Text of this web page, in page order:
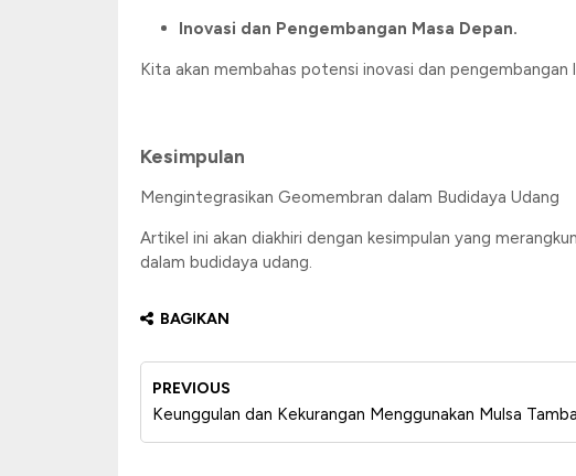
Inovasi dan Pengembangan Masa Depan.
Kita akan membahas potensi inovasi dan
Kesimpulan
Mengintegrasikan Geomembran dalam Budidaya Udang
Artikel ini akan diakhiri dengan kesimpulan yang
dalam budidaya udang.
BAGIKAN
PREVIOUS
Keunggulan dan Kekurangan Menggunakan Mulsa